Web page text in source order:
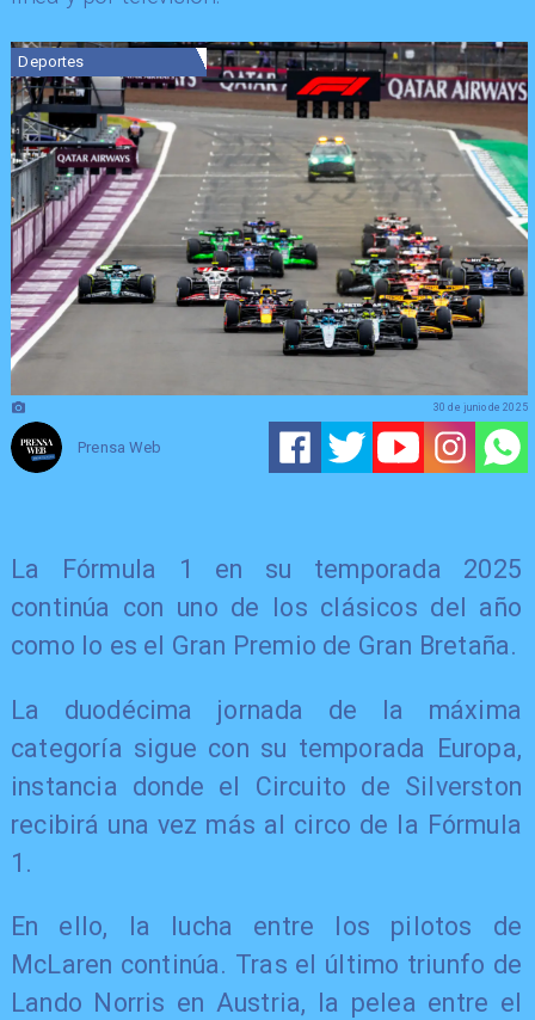
Deportes
Prensa Web
30 de junio de 2025
La Fórmula 1 en su temporada 2025
continúa con uno de los clásicos del año
como lo es el Gran Premio de Gran Bretaña.
La duodécima jornada de la máxima
categoría sigue con su temporada Europa,
instancia donde el Circuito de Silverston
recibirá una vez más al circo de la Fórmula
1.
En ello, la lucha entre los pilotos de
McLaren continúa. Tras el último triunfo de
Lando Norris en Austria, la pelea entre el